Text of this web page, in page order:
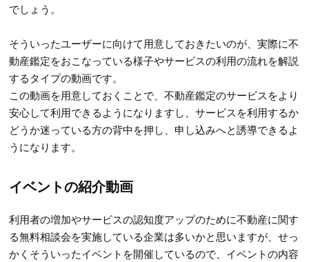
でしょう。
そういったユーザーに向けて用意しておきたいのが、実際に不
動産鑑定をおこなっている様子やサービスの利用の流れを解説
するタイプの動画です。
この動画を用意しておくことで、不動産鑑定のサービスをより
安心して利用できるようになりますし、サービスを利用するか
どうか迷っている方の背中を押し、申し込みへと誘導できるよ
うになります。
イベントの紹介動画
利用者の増加やサービスの認知度アップのために不動産に関す
る無料相談会を実施している企業は多いかと思いますが、せっ
かくそういったイベントを開催しているので、イベントの内容